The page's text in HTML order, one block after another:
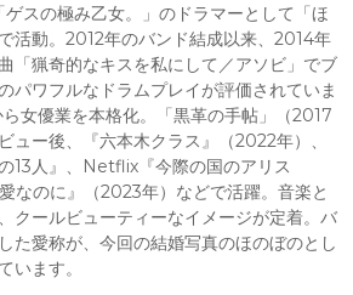
ゲスの極み乙女。」のドラマーとして「ほ
活動。2012年のバンド結成以来、2014年
「猟奇的なキスを私にして／アソビ」でブ
パワフルなドラムプレイが評価されていま
女優業を本格化。「黒革の手帖」（2017
ュー後、『六本木クラス』（2022年）、
13人』、Netflix『今際の国のアリス
なのに』（2023年）などで活躍。音楽と
クールビューティーなイメージが定着。バ
た愛称が、今回の結婚写真のほのぼのとし
います。